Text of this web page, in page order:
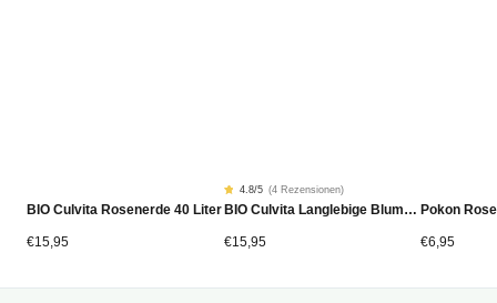
BIO Culvita Rosenerde 40 Liter
€15,95
Rated
4.75
von
4
Kundenstimmen
4.8/5 (4 Rezensionen)
BIO Culvita Langlebige Blumenerde 40 Liter
€15,95
Pokon
€6,95